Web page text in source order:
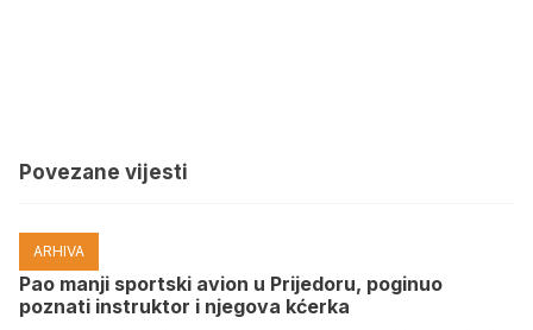
Povezane vijesti
ARHIVA
Pao manji sportski avion u Prijedoru, poginuo
poznati instruktor i njegova kćerka